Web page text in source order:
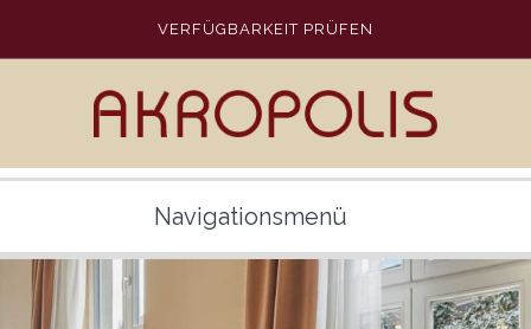
VERFÜGBARKEIT PRÜFEN
Navigationsmenü
APART HOTEL AKROPOLIS ZIMMER